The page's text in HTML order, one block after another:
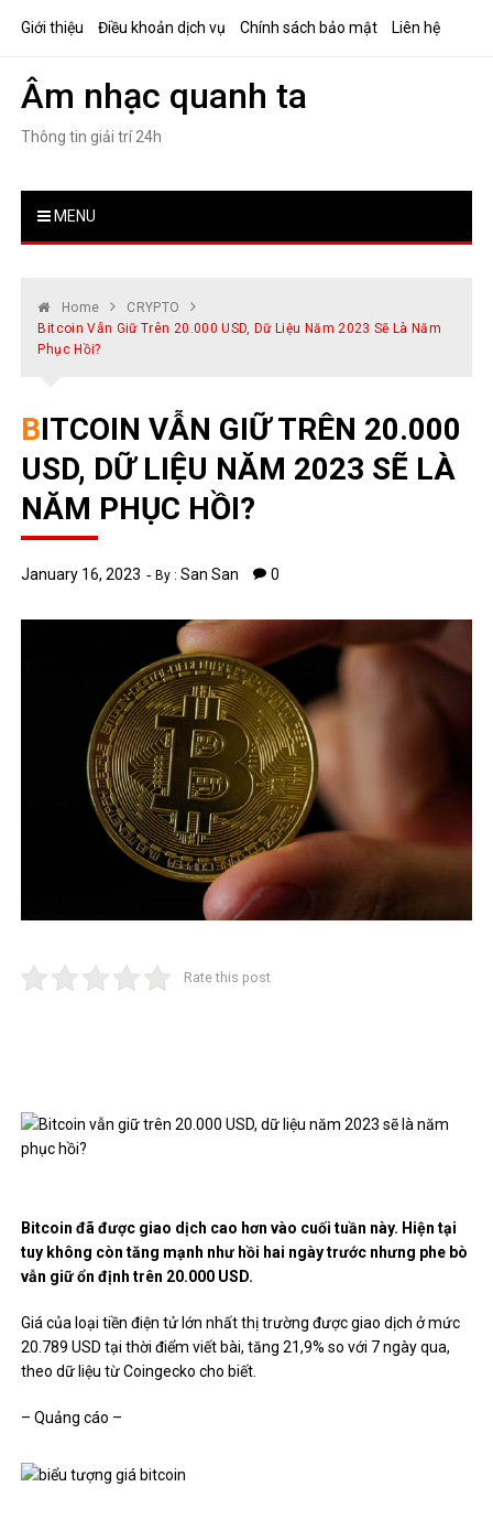
Giới thiệu Điều khoản dịch vụ Chính sách bảo mật Liên hệ
Âm nhạc quanh ta
Thông tin giải trí 24h
MENU
Home
CRYPTO
Bitcoin Vẫn Giữ Trên 20.000 USD, Dữ Liệu Năm 2023 Sẽ Là Năm
Phục Hồi?
BITCOIN VẪN GIỮ TRÊN 20.000
USD, DỮ LIỆU NĂM 2023 SẼ LÀ
NĂM PHỤC HỒI?
January 16, 2023 By :San San 0
Rate this post
Bitcoin đã được giao dịch cao hơn vào cuối tuần này. Hiện tại
tuy không còn tăng mạnh như hồi hai ngày trước nhưng phe bò
vẫn giữ ổn định trên 20.000 USD.
Giá của loại tiền điện tử lớn nhất thị trường được giao dịch ở mức
20.789 USD tại thời điểm viết bài, tăng 21,9% so với 7 ngày qua,
theo dữ liệu từ Coingecko cho biết.
– Quảng cáo –